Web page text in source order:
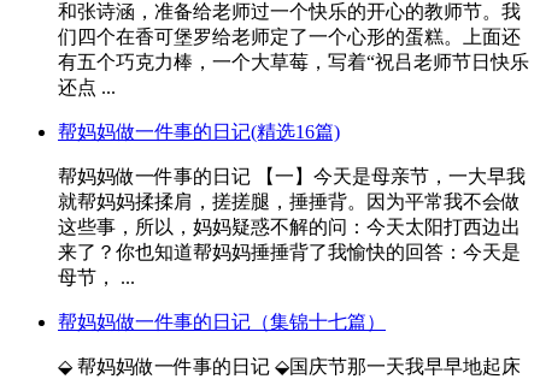
和张诗涵，准备给老师过一个快乐的开心的教师节。我
们四个在香可堡罗给老师定了一个心形的蛋糕。上面还
有五个巧克力棒，一个大草莓，写着“祝吕老师节日快乐
还点 ...
帮妈妈做一件事的日记(精选16篇)
帮妈妈做一件事的日记 【一】今天是母亲节，一大早我
就帮妈妈揉揉肩，搓搓腿，捶捶背。因为平常我不会做
这些事，所以，妈妈疑惑不解的问：今天太阳打西边出
来了？你也知道帮妈妈捶捶背了我愉快的回答：今天是
母节， ...
帮妈妈做一件事的日记（集锦十七篇）
⬙ 帮妈妈做一件事的日记 ⬙国庆节那一天我早早地起床